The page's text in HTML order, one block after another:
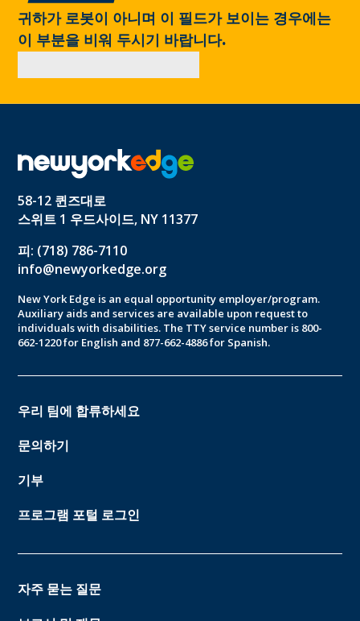
귀하가 로봇이 아니며 이 필드가 보이는 경우에는
이 부분을 비워 두시기 바랍니다.
58-12 퀸즈대로
스위트 1 우드사이드, NY 11377
피: (718) 786-7110
info@newyorkedge.org
New York Edge is an equal opportunity employer/program.
Auxiliary aids and services are available upon request to
individuals with disabilities. The TTY service number is 800-
662-1220 for English and 877-662-4886 for Spanish.
우리 팀에 합류하세요
문의하기
기부
프로그램 포털 로그인
자주 묻는 질문